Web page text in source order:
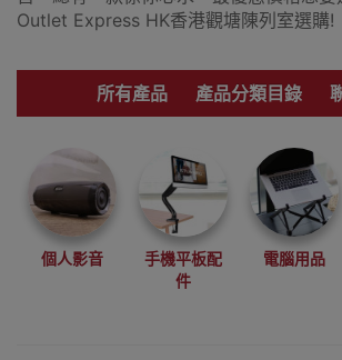
Outlet Express HK香港觀塘陳列室選購!
所有產品 產品分類目錄
個人影音
手機平板配
件
電腦用品